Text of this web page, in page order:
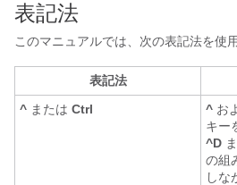
表記法
このマニュアルでは、次の表記法を使
表記法
^ または Ctrl ^ お
キー
^D
の組
しな